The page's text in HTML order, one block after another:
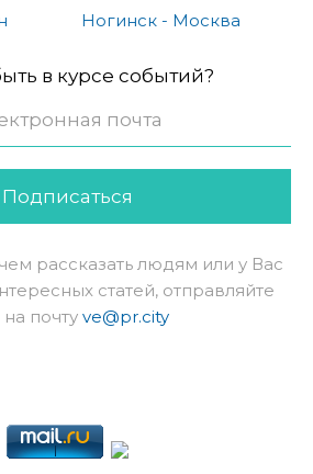
Ногинск - Москва
в курсе событий?
Подписаться
рассказать людям или у Вас
статей, отправляйте
почту ve@pr.city